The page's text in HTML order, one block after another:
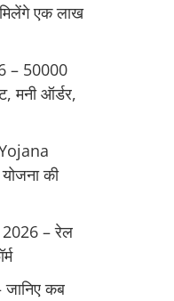
मिलेंगे एक लाख
– 50000
मनी ऑर्डर,
की
– रेल
कब